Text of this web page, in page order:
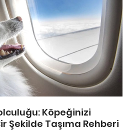
Köpeğinizi
Şekilde Taşıma Rehberi